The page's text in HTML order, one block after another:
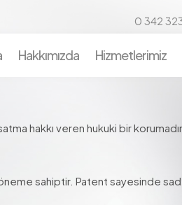
0 342
Hakkımızda Hizmetlerimiz
hakkı veren hukuki bir
sahiptir. Patent sayesinde